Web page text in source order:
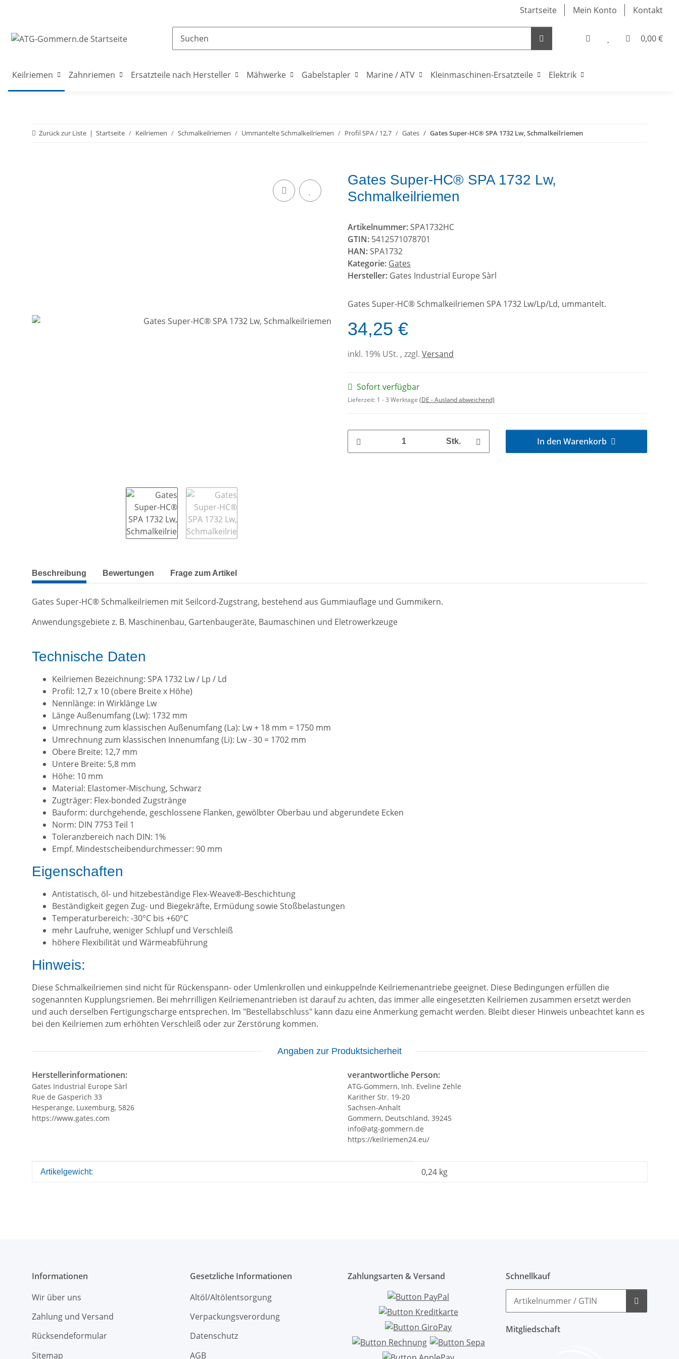
Startseite Mein Konto Kontakt
0,00 €
Keilriemen Zahnriemen Ersatzteile nach Hersteller Mähwerke Gabelstapler Marine / ATV Kleinmaschinen-Ersatzteile Elektrik
Zurück zur Liste Startseite Keilriemen Schmalkeilriemen Ummantelte Schmalkeilriemen Profil SPA / 12,7 Gates Gates Super-HC® SPA 1732 Lw, Schmalkeilriemen
Gates Super-HC® SPA 1732 Lw,
Schmalkeilriemen
Artikelnummer: SPA1732HC
GTIN: 5412571078701
HAN: SPA1732
Kategorie: Gates
Hersteller: Gates Industrial Europe Sàrl
Gates Super-HC® Schmalkeilriemen SPA 1732 Lw/Lp/Ld, ummantelt.
34,25 €
inkl. 19% USt. , zzgl. Versand
Sofort verfügbar
Lieferzeit: 1 - 3 Werktage (DE - Ausland abweichend)
Stk. In den Warenkorb
weitere Registerkarten anzeigen
Beschreibung Bewertungen Frage zum Artikel
Gates Super-HC® Schmalkeilriemen mit Seilcord-Zugstrang, bestehend aus Gummiauflage und Gummikern.
Anwendungsgebiete z. B. Maschinenbau, Gartenbaugeräte, Baumaschinen und Eletrowerkzeuge
Technische Daten
Keilriemen Bezeichnung: SPA 1732 Lw / Lp / Ld
Profil: 12,7 x 10 (obere Breite x Höhe)
Nennlänge: in Wirklänge Lw
Länge Außenumfang (Lw): 1732 mm
Umrechnung zum klassischen Außenumfang (La): Lw + 18 mm = 1750 mm
Umrechnung zum klassischen Innenumfang (Li): Lw - 30 = 1702 mm
Obere Breite: 12,7 mm
Untere Breite: 5,8 mm
Höhe: 10 mm
Material: Elastomer-Mischung, Schwarz
Zugträger: Flex-bonded Zugstränge
Bauform: durchgehende, geschlossene Flanken, gewölbter Oberbau und abgerundete Ecken
Norm: DIN 7753 Teil 1
Toleranzbereich nach DIN: 1%
Empf. Mindestscheibendurchmesser: 90 mm
Eigenschaften
Antistatisch, öl- und hitzebeständige Flex-Weave®-Beschichtung
Beständigkeit gegen Zug- und Biegekräfte, Ermüdung sowie Stoßbelastungen
Temperaturbereich: -30°C bis +60°C
mehr Laufruhe, weniger Schlupf und Verschleiß
höhere Flexibilität und Wärmeabführung
Hinweis:
Diese Schmalkeilriemen sind nicht für Rückenspann- oder Umlenkrollen und einkuppelnde Keilriemenantriebe geeignet. Diese Bedingungen erfüllen die
sogenannten Kupplungsriemen. Bei mehrrilligen Keilriemenantrieben ist darauf zu achten, das immer alle eingesetzten Keilriemen zusammen ersetzt werden
und auch derselben Fertigungscharge entsprechen. Im "Bestellabschluss" kann dazu eine Anmerkung gemacht werden. Bleibt dieser Hinweis unbeachtet kann es
bei den Keilriemen zum erhöhten Verschleiß oder zur Zerstörung kommen.
Angaben zur Produktsicherheit
Herstellerinformationen:
Gates Industrial Europe Sàrl
Rue de Gasperich 33
Hesperange, Luxemburg, 5826
https://www.gates.com
verantwortliche Person:
ATG-Gommern, Inh. Eveline Zehle
Karither Str. 19-20
Sachsen-Anhalt
Gommern, Deutschland, 39245
info@atg-gommern.de
https://keilriemen24.eu/
Produkteigenschaft
Wert
Artikelgewicht: 0,24 kg
Informationen
Wir über uns
Zahlung und Versand
Rücksendeformular
Sitemap
Gesetzliche Informationen
Altöl/Altölentsorgung
Verpackungsverordung
Datenschutz
AGB
Zahlungsarten & Versand Schnellkauf
Mitgliedschaft